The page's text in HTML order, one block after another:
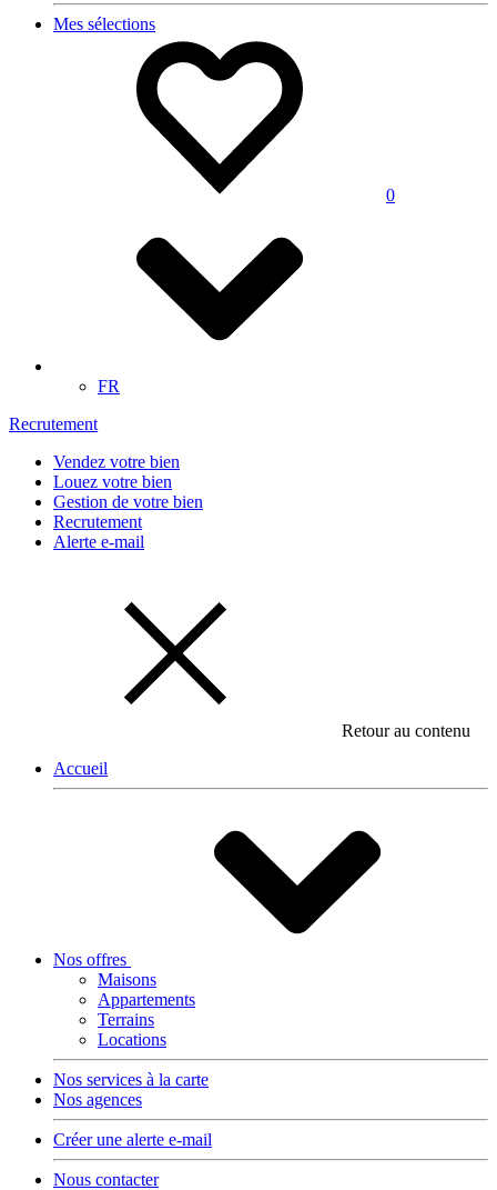
Mes sélections
0
FR
Recrutement
Vendez votre bien
Louez votre bien
Gestion de votre bien
Recrutement
Alerte e-mail
Retour au contenu
Accueil
Nos offres
Maisons
Appartements
Terrains
Locations
Nos services à la carte
Nos agences
Créer une alerte e-mail
Nous contacter